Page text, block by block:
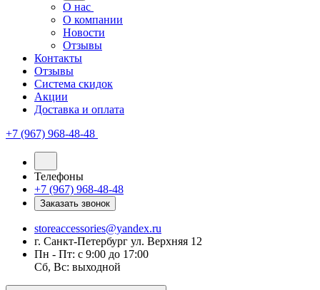
О нас
О компании
Новости
Отзывы
Контакты
Отзывы
Система скидок
Акции
Доставка и оплата
+7 (967) 968-48-48
Телефоны
+7 (967) 968-48-48
Заказать звонок
storeaccessories@yandex.ru
г. Санкт-Петербург ул. Верхняя 12
Пн - Пт: с 9:00 до 17:00
Сб, Вс: выходной